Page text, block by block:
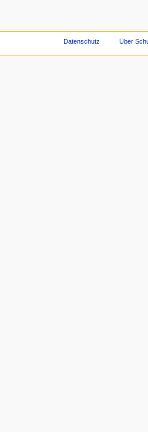
Datenschutz Über